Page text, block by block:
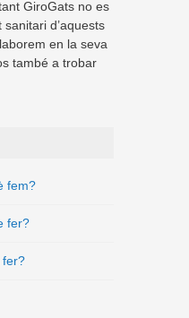
GiroGats no es
sanitari d’aquests
en la seva
també a trobar
fem?
fer?
fer?